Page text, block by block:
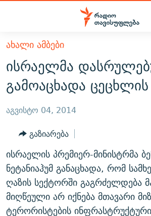
Accessibility
მთავარ
შინაარსზე
დაბრუნება
მთავარ
დაბრუნება
ძიებაზე
დაბრუნება
ᲐᲮᲐᲚᲘ ᲐᲛᲑᲔᲑᲘ
ᲗᲔᲛᲔᲑᲘ
ᲞᲝᲚᲘᲢᲘᲙᲐ
ᲔᲙᲝᲜᲝᲛᲘᲙᲐ
ᲡᲐᲖᲝᲒᲐᲓᲝᲔᲑᲐ
ᲡᲞᲝᲠᲢᲘ
ᲕᲘᲓᲔᲝ
ᲑᲚᲝᲒᲔᲑᲘ
ᲞᲝᲓᲙᲐᲡᲢᲔᲑᲘ
ᲜᲘᲙᲝᲡ ᲞᲝᲓᲙᲐᲡᲢᲘ
60 ᲓᲔᲪᲘᲑᲔᲚᲘ
ᲒᲐᲜᲙᲘᲗᲮᲕᲘᲡ ᲓᲦᲔ
ᲗᲐᲕᲘᲡᲣᲤᲚᲔᲑᲘᲡ ᲛᲝᲜᲘᲢᲝᲠᲘ
ᲤᲔᲜᲝᲕᲐᲜᲘ - 2.10
ᲗᲥᲕᲔᲜᲘ ᲞᲣᲑᲚᲘᲙᲐᲪᲘᲔᲑᲘ
ᲞᲠᲝᲔᲥᲢᲔᲑᲘ
ᲣᲙᲠᲐᲘᲜᲐᲨᲘ ᲓᲐᲦᲣᲞᲣᲚᲘ ᲥᲐᲠᲗᲕᲔᲚᲘ
ЭХО КАВКАЗА
ᲐᲮᲐᲚᲘ ᲐᲛᲑᲔᲑᲘ
ისრაელმა
გამოაცხადა ცეცხლის
აგვისტო 04, 2014
გაზიარება
ისრაელის პრემიერ-მინისტრმა
ნეტანიაჰუმ განაცხადა, რომ
ღაზის სექტორში გაგრძელდება
მიღწეული არ იქნება მთავარი
ტერორისტების